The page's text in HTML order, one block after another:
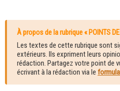
À propos de la rubrique « POINTS DE
Les textes de cette rubrique sont
extérieurs. Ils expriment leurs
rédaction. Partagez votre point de
écrivant à la rédaction via le